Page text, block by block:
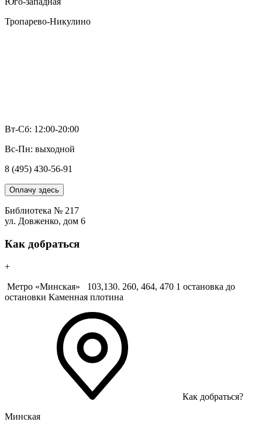
Тропарево-Никулино
Вт-Сб: 12:00-20:00
Вс-Пн: выходной
8 (495) 430-56-91
Оплачу здесь
Библиотека № 217
ул. Довженко, дом 6
Как добраться
+
Метро «Минская»
103,130. 260, 464, 470 1 остановка до
остановки Каменная плотина
Как добраться?
Минская